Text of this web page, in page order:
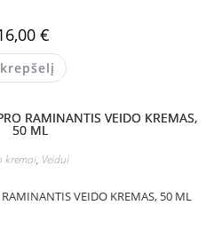
€
kremai, Veidui
VEIDO KREMAS, 50 ML